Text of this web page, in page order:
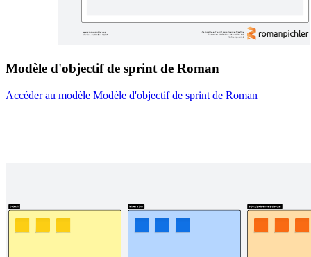
Modèle d'objectif de sprint de Roman
Accéder au modèle Modèle d'objectif de sprint de Roman